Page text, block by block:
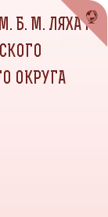
Б. М. ЛЯХА Г.
ОКРУГА